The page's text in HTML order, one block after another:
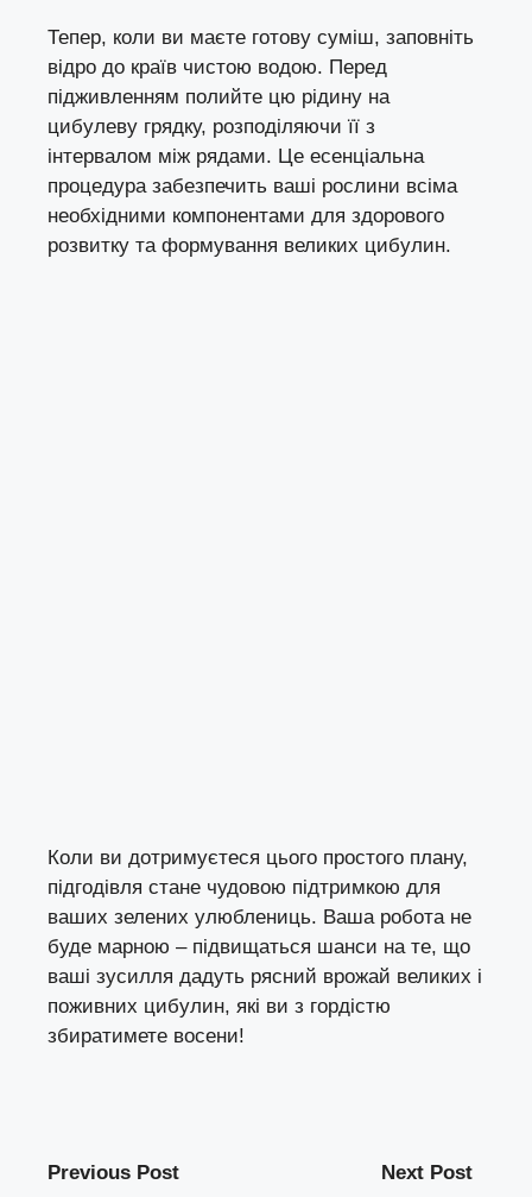
Тепер, коли ви маєте готову суміш, заповніть
відро до країв чистою водою. Перед
підживленням полийте цю рідину на
цибулеву грядку, розподіляючи її з
інтервалом між рядами. Це есенціальна
процедура забезпечить ваші рослини всіма
необхідними компонентами для здорового
розвитку та формування великих цибулин.
Коли ви дотримуєтеся цього простого плану,
підгодівля стане чудовою підтримкою для
ваших зелених улюблениць. Ваша робота не
буде марною – підвищаться шанси на те, що
ваші зусилля дадуть рясний врожай великих і
поживних цибулин, які ви з гордістю
збиратимете восени!
Previous Post Next Post